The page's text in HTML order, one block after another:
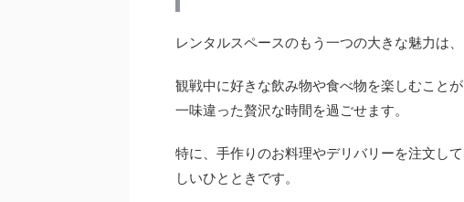
レンタルスペースのもう一つの大きな魅力は
観戦中に好きな飲み物や食べ物を楽しむこと
一味違った贅沢な時間を過ごせます。
特に、手作りのお料理やデリバリーを注文し
しいひとときです。